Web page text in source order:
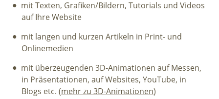
mit Texten, Grafiken/Bildern, Tutorials und Videos
auf Ihre Website
mit langen und kurzen Artikeln in Print- und
Onlinemedien
mit überzeugenden 3D-Animationen auf Messen,
in Präsentationen, auf Websites, YouTube, in
Blogs etc. (mehr zu 3D-Animationen)